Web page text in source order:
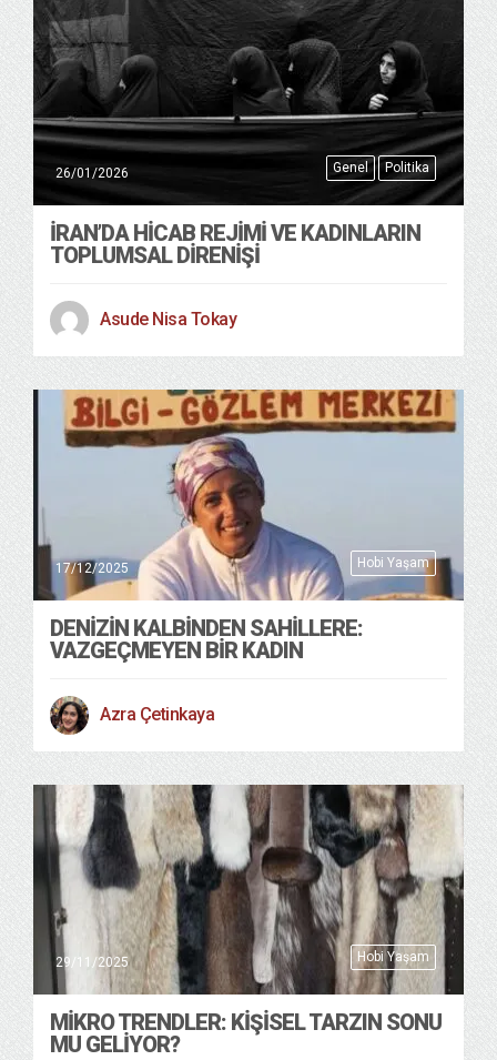
Genel Politika
26/01/2026
İRAN’DA HICAB REJIMI VE KADINLARIN
TOPLUMSAL DIRENIŞI
Asude Nisa Tokay
Hobi Yaşam
17/12/2025
DENİZİN KALBİNDEN SAHİLLERE:
VAZGEÇMEYEN BİR KADIN
Azra Çetinkaya
Hobi Yaşam
29/11/2025
MIKRO TRENDLER: KIŞISEL TARZIN SONU
MU GELIYOR?